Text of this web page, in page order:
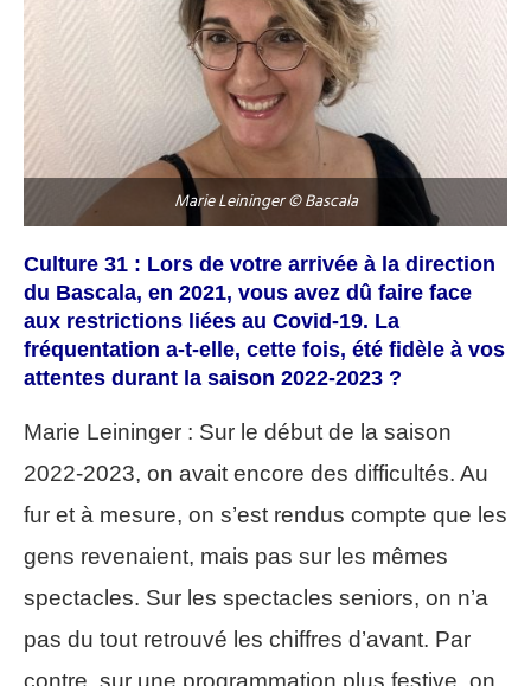
Marie Leininger © Bascala
Culture 31 : Lors de votre arrivée à la direction
du Bascala, en 2021, vous avez dû faire face
aux restrictions liées au Covid-19. La
fréquentation a-t-elle, cette fois, été fidèle à vos
attentes durant la saison 2022-2023 ?
Marie Leininger : Sur le début de la saison
2022-2023, on avait encore des difficultés. Au
fur et à mesure, on s’est rendus compte que les
gens revenaient, mais pas sur les mêmes
spectacles. Sur les spectacles seniors, on n’a
pas du tout retrouvé les chiffres d’avant. Par
contre, sur une programmation plus festive, on